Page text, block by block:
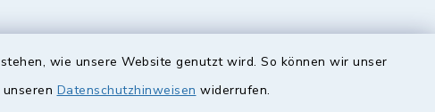
wie unsere Website genutzt wird. So können wir unser
Datenschutzhinweisen widerrufen.